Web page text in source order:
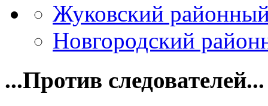
Жуковский
Новгородский
...Против следователей...